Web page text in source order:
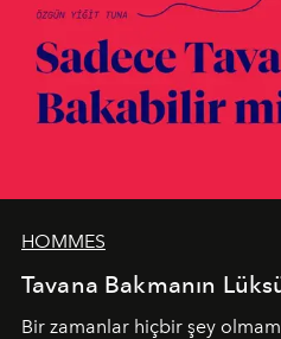
HOMMES
Tavana Bakmanın
Bir zamanlar hiçbir şey